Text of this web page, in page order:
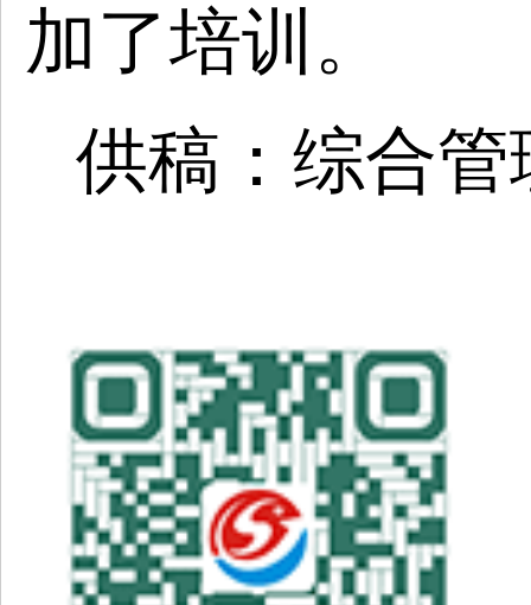
加了培训。
供稿： 综合管